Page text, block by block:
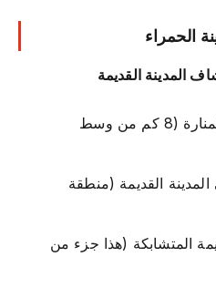
المدينة القديمة
الوصول إلى مطار مراكش المنارة (8 كم من وسط
القديمة (منطقة
المتشابكة (هذا جزء من